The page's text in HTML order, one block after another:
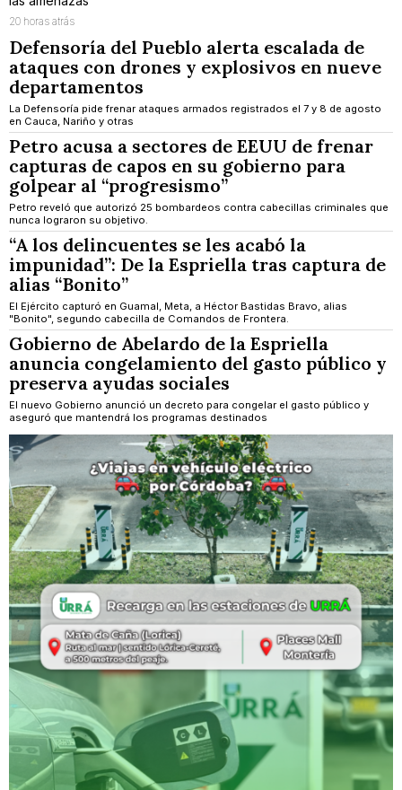
20 horas atrás
Defensoría del Pueblo alerta escalada de
ataques con drones y explosivos en nueve
departamentos
La Defensoría pide frenar ataques armados registrados el 7 y 8 de agosto
en Cauca, Nariño y otras
Petro acusa a sectores de EEUU de frenar
capturas de capos en su gobierno para
golpear al “progresismo”
Petro reveló que autorizó 25 bombardeos contra cabecillas criminales que
nunca lograron su objetivo.
“A los delincuentes se les acabó la
impunidad”: De la Espriella tras captura de
alias “Bonito”
El Ejército capturó en Guamal, Meta, a Héctor Bastidas Bravo, alias
"Bonito", segundo cabecilla de Comandos de Frontera.
Gobierno de Abelardo de la Espriella
anuncia congelamiento del gasto público y
preserva ayudas sociales
El nuevo Gobierno anunció un decreto para congelar el gasto público y
aseguró que mantendrá los programas destinados